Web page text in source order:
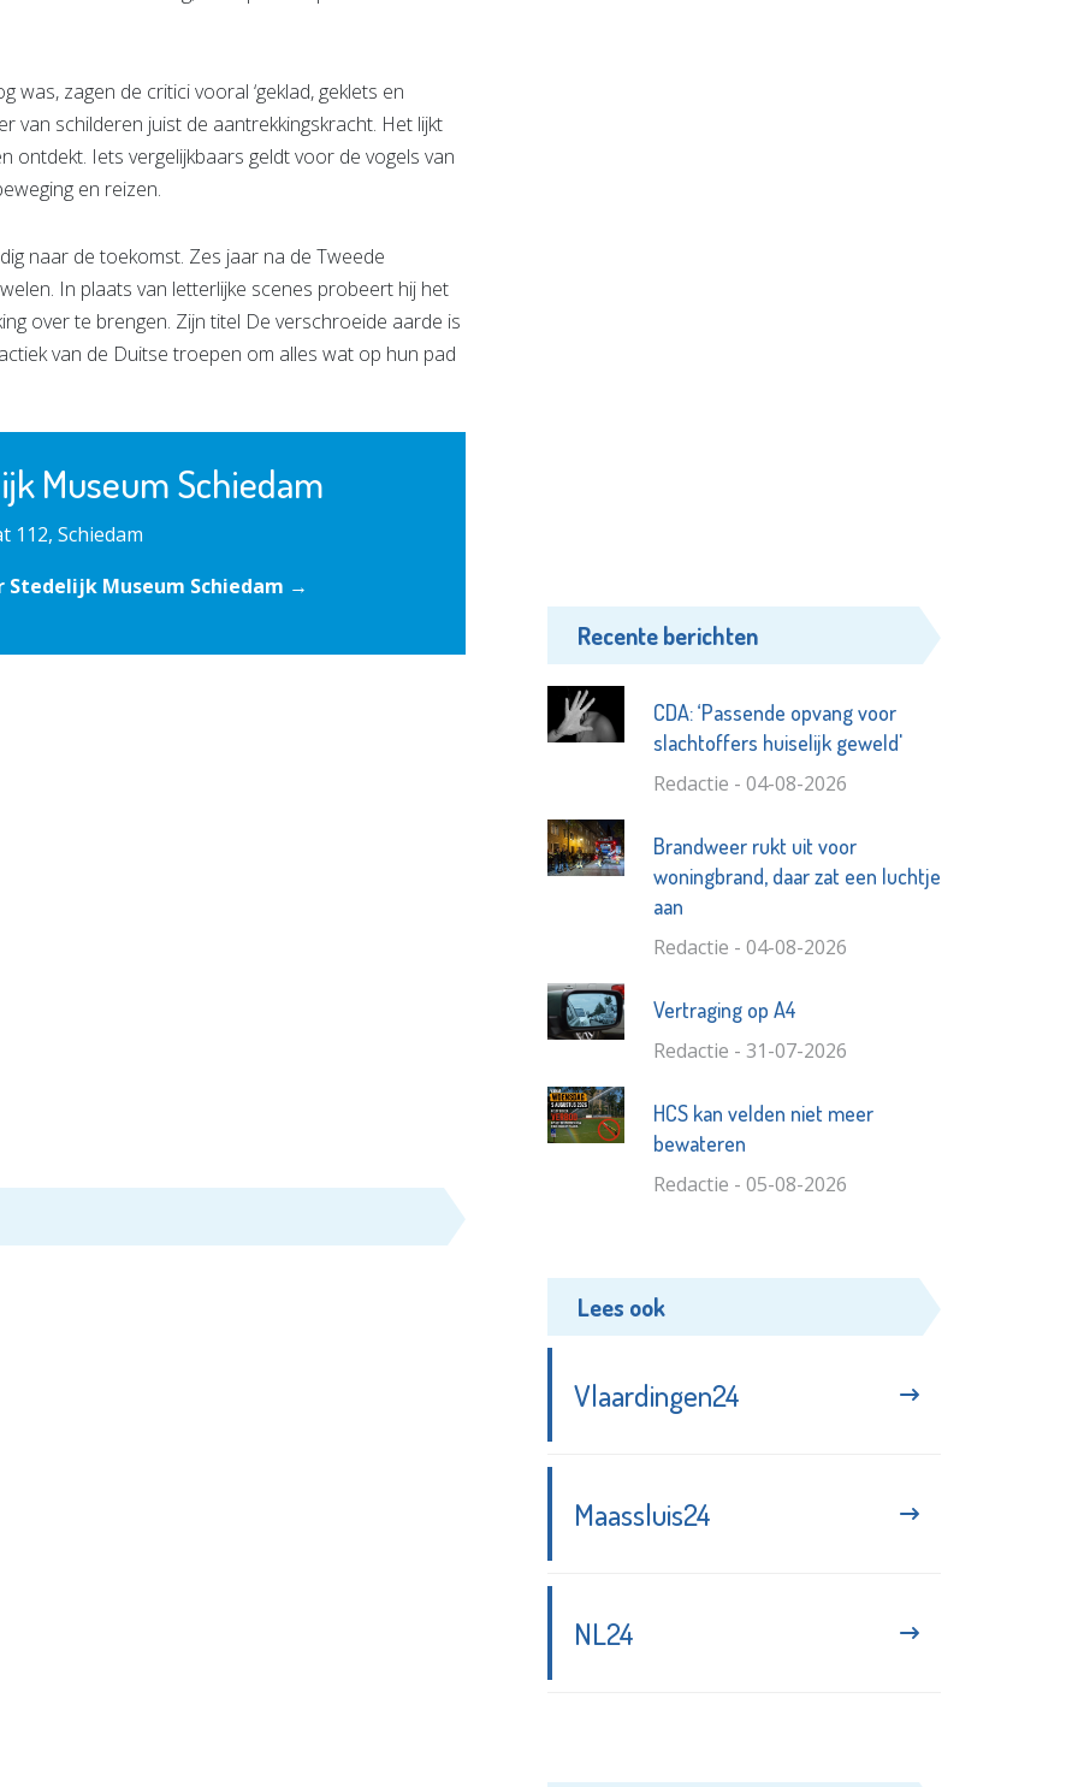
zagen de critici vooral ‘geklad, geklets en
van schilderen juist de aantrekkingskracht. Het lijkt
ontdekt. Iets vergelijkbaars geldt voor de vogels van
en reizen.
naar de toekomst. Zes jaar na de Tweede
In plaats van letterlijke scenes probeert hij het
over te brengen. Zijn titel De verschroeide aarde is
van de Duitse troepen om alles wat op hun pad
Museum Schiedam
112, Schiedam
Stedelijk Museum Schiedam →
Recente berichten
CDA: ‘Passende opvang voor
slachtoffers huiselijk geweld'
Redactie - 04-08-2026
Brandweer rukt uit voor
woningbrand, daar zat een luchtje
aan
Redactie - 04-08-2026
Vertraging op A4
Redactie - 31-07-2026
HCS kan velden niet meer
bewateren
Redactie - 05-08-2026
Lees ook
Vlaardingen24
Maassluis24
NL24